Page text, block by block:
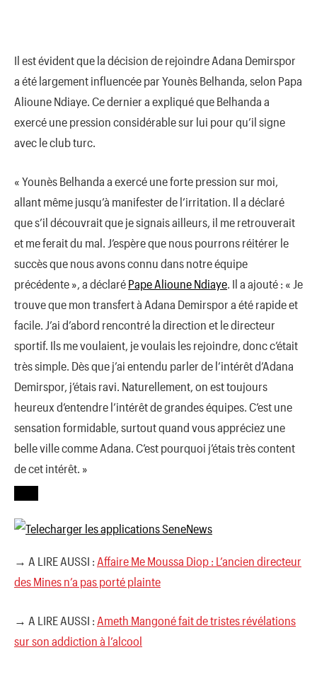
Il est évident que la décision de rejoindre Adana Demirspor
a été largement influencée par Younès Belhanda, selon Papa
Alioune Ndiaye. Ce dernier a expliqué que Belhanda a
exercé une pression considérable sur lui pour qu’il signe
avec le club turc.
« Younès Belhanda a exercé une forte pression sur moi,
allant même jusqu’à manifester de l’irritation. Il a déclaré
que s’il découvrait que je signais ailleurs, il me retrouverait
et me ferait du mal. J’espère que nous pourrons réitérer le
succès que nous avons connu dans notre équipe
précédente », a déclaré Pape Alioune Ndiaye . Il a ajouté : « Je
trouve que mon transfert à Adana Demirspor a été rapide et
facile. J’ai d’abord rencontré la direction et le directeur
sportif. Ils me voulaient, je voulais les rejoindre, donc c’était
très simple. Dès que j’ai entendu parler de l’intérêt d’Adana
Demirspor, j’étais ravi. Naturellement, on est toujours
heureux d’entendre l’intérêt de grandes équipes. C’est une
sensation formidable, surtout quand vous appréciez une
belle ville comme Adana. C’est pourquoi j’étais très content
de cet intérêt. »
→ A LIRE AUSSI : Affaire Me Moussa Diop : L’ancien directeur
des Mines n’a pas porté plainte
→ A LIRE AUSSI : Ameth Mangoné fait de tristes révélations
sur son addiction à l’alcool